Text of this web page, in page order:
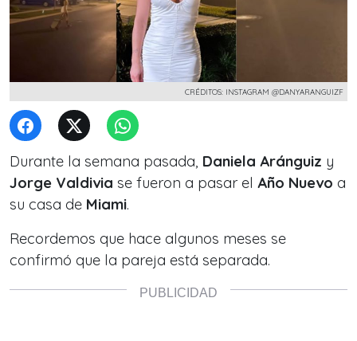
CRÉDITOS: INSTAGRAM @DANYARANGUIZF
Durante la semana pasada, Daniela Aránguiz y
Jorge Valdivia se fueron a pasar el Año Nuevo a
su casa de Miami.
Recordemos que hace algunos meses se
confirmó que la pareja está separada.